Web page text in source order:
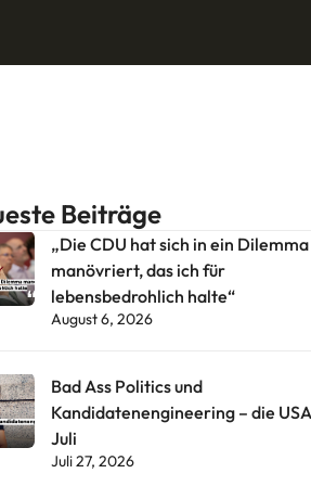
Beiträge
„Die CDU hat sich in ein Dilemma
manövriert, das ich für
lebensbedrohlich halte“
August 6, 2026
Bad Ass Politics und
Kandidatenengineering – die
Juli
Juli 27, 2026